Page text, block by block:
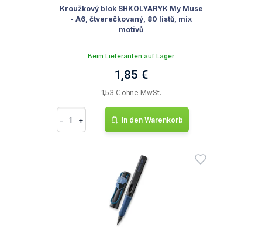
Kroužkový blok SHKOLYARYK My Muse
- A6, čtverečkovaný, 80 listů, mix
motivů
Beim Lieferanten auf Lager
1,85 €
1,53 € ohne MwSt.
- + In den Warenkorb